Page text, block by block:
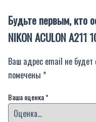
Будьте первым, кто
NIKON ACULON A211
Ваш адрес email не будет
помечены *
Ваша оценка*